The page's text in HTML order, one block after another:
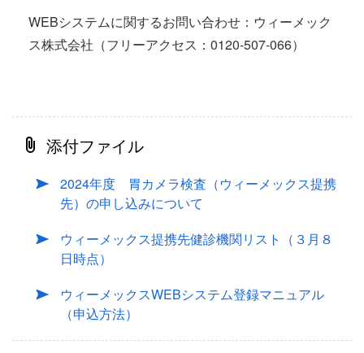
WEBシステムに関するお問い合わせ：ウィーメック
ス株式会社（フリーアクセス：0120-507-066）
添付ファイル
2024年度 胃カメラ検査（ウィーメックス提携
先）の申し込みについて
ウィーメックス提携先健診機関リスト（３月８
日時点）
ウィーメックスWEBシステム登録マニュアル
（申込方法）